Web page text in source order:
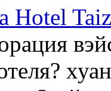
Hotel